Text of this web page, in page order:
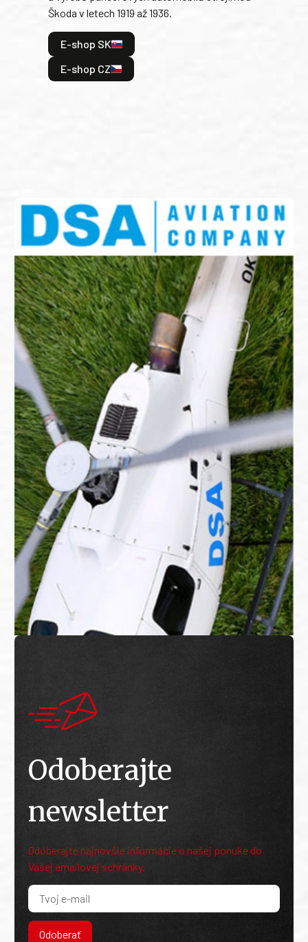
Škoda v letech 1919 až 1936.
E-shop SK
E-shop CZ
Odoberajte
newsletter
Odoberajte najnovšie informácie o našej ponuke do
Vašej emailovej schránky.
Odoberať